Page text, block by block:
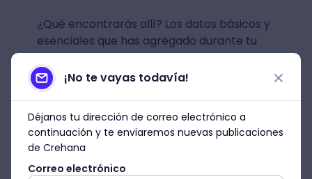
¿Qué encontrarás allí? Los datos básicos y
esenciales que has agregado durante tu
estancia en la plataforma:
Tu información general.
Formación y empleo.
Tu lugar de residencia.
¡No te vayas todavía!
Déjanos tu dirección de correo electrónico a
continuación y te enviaremos nuevas publicaciones
de Crehana
Correo electrónico